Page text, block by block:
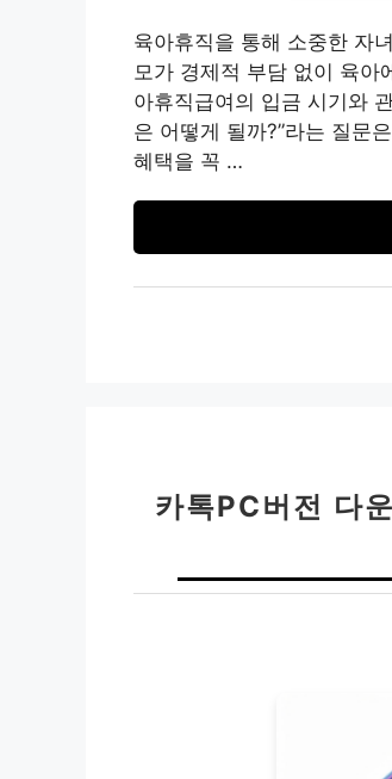
육아휴직을 통해 소중한 자
모가 경제적 부담 없이 육아
아휴직급여의 입금 시기와
은 어떻게 될까?”라는 질문
혜택을 꼭 …
카톡PC버전 다